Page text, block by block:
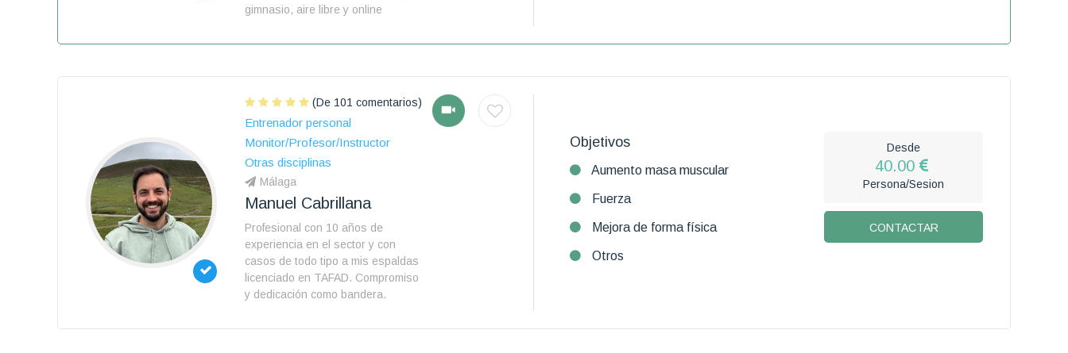
gimnasio, aire libre y online
(De 101 comentarios)
Entrenador personal
Monitor/Profesor/Instructor
Otras disciplinas
Málaga
Manuel Cabrillana
Profesional con 10 años de
experiencia en el sector y con
casos de todo tipo a mis espaldas
licenciado en TAFAD. Compromiso
y dedicación como bandera.
Objetivos
Aumento masa muscular
Fuerza
Mejora de forma física
Otros
Desde
40.00
Persona/Sesion
CONTACTAR